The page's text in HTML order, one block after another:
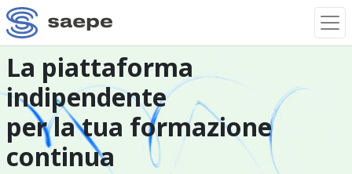
La piattaforma
indipendente
per la tua formazione
continua